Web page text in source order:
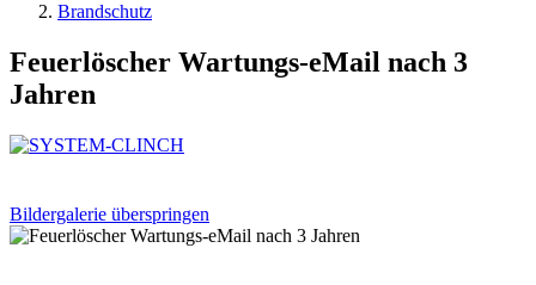
Brandschutz
Feuerlöscher Wartungs-eMail nach 3
Jahren
Bildergalerie überspringen